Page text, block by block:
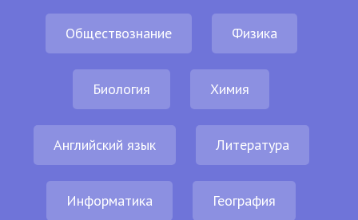
Обществознание Физика
Биология Химия
Английский язык Литература
Информатика География